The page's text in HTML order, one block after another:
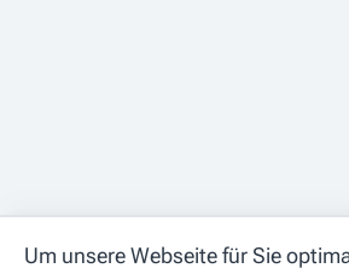
Um unsere Webseite für Sie